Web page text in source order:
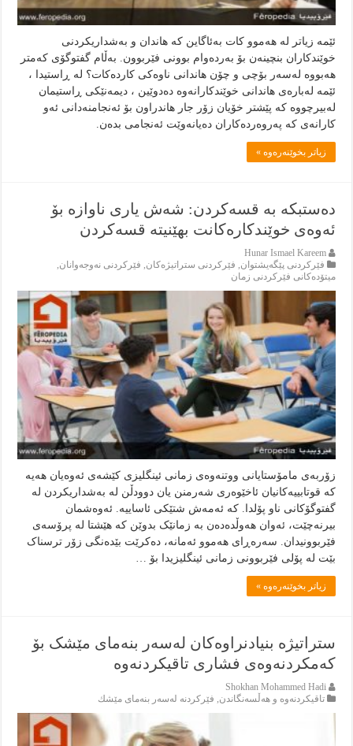
ئێمه‌ زياتر له‌ هه‌موو كات به‌ئاگاين كه‌ هاندان و به‌شداريكردنى
خوێندكاران بنچينه‌ن بۆ به‌رده‌وام بوونى فێربوون. به‌ڵام گفتوگۆى كه‌متر
هه‌بووه‌ له‌سه‌ر بۆچى و چۆن هاندانى ناوه‌كى كارده‌كات؟ له‌ ڕاستيدا ،
ئێمه‌ له‌باره‌ى هاندانى خوێندكارانه‌وه‌ ده‌دوێين ، ديمه‌نێكى ڕاستيمان
له‌بيرچووه‌ كه‌ پێشتر خۆيان زۆر جار هاندراون بۆ ئه‌نجامنه‌دانى ئه‌و
كارانه‌ى كه‌ په‌روه‌رده‌كاران ده‌يانه‌وێت ئه‌نجامى بده‌ن.
زياتر بخوێنەرەوە »
دەستبکە بە قسەکردن: شەش یارى ناوازە بۆ
ئەوەی خوێندکارەکانت بهێنیتە قسەکردن
Hunar Ismael Kareem
فێركردنى پێگەيشتوان فێركردنى ستراتيژەكان فێركردنى نەوجەوانان
ميتۆدەكانى فێركردنى زمان
زۆربەى مامۆستایانى ووتنەوەی زمانى ئینگلیزى کێشەى ئەوەیان هەیە
کە قوتابییەکانیان ئاخێوەرى شەرمنن یان دوودڵن لە بەشداریکردن لە
گفتوگۆکانی ناو پۆلدا. کە ئەمەش شتێکی ئاساییە. ئەوەشمان
بیرنەچێت، ئەوان هەوڵدەدەن بە زمانێک بدوێن کە هێشتا لە پرۆسەى
فێربوونیدان. سەرەڕای هەموو ئەمانە، دەکرێت بێدەنگی زۆر ترسناک
بێت لە پۆلى فێربوونى زمانی ئینگلیزیدا بۆ …
زياتر بخوێنەرەوە »
ستراتیژە بنیادنراوەکان لەسەر بنەمای مێشک بۆ
کەمکردنەوەی فشاری تاقیکردنەوە
Shokhan Mohammed Hadi
تاقیكردنەوە و هەڵسەنگاندن, فێركردنە لەسەر بنەماى مێشك